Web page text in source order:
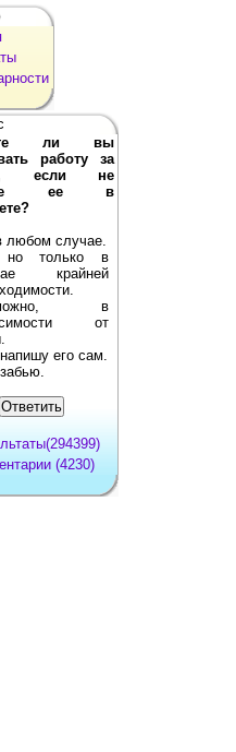
ли вы
работу за
если не
ее в
любом случае.
только в
крайней
в
от
его сам.
(4230)